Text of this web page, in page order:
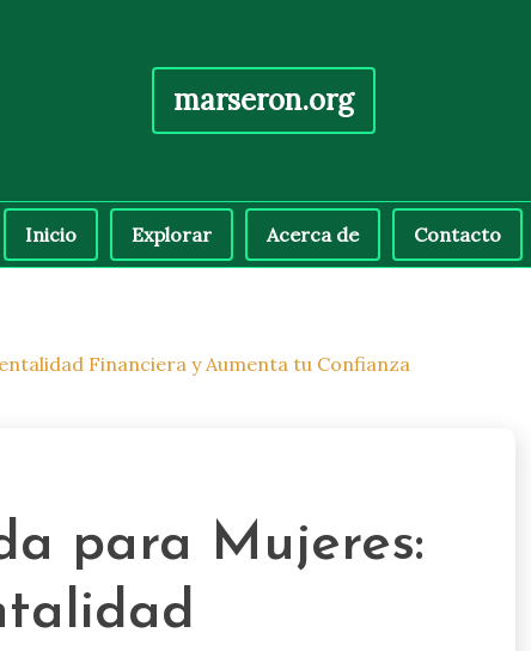
marseron.org
Inicio Explorar Acerca de
Contacto
Financiera y Aumenta tu Confianza
para Mujeres: